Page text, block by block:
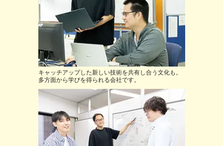
キャッチアップした新しい技術を共有し合う文化も。
多方面から学びを得られる会社です。